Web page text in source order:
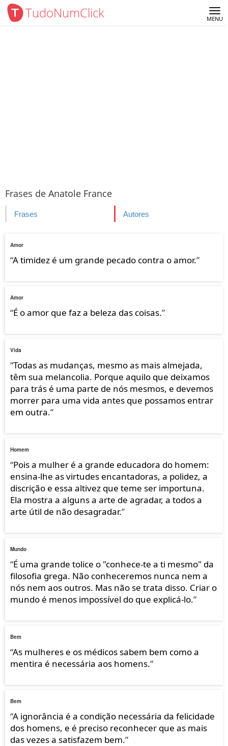
TudoNumClick MENU
Frases de Anatole France
Frases Autores
Amor
“A timidez é um grande pecado contra o amor.”
Amor
“É o amor que faz a beleza das coisas.”
Vida
“Todas as mudanças, mesmo as mais almejada,
têm sua melancolia. Porque aquilo que deixamos
para trás é uma parte de nós mesmos, e devemos
morrer para uma vida antes que possamos entrar
em outra.”
Homem
“Pois a mulher é a grande educadora do homem:
ensina-lhe as virtudes encantadoras, a polidez, a
discrição e essa altivez que teme ser importuna.
Ela mostra a alguns a arte de agradar, a todos a
arte útil de não desagradar.”
Mundo
“É uma grande tolice o "conhece-te a ti mesmo" da
filosofia grega. Não conheceremos nunca nem a
nós nem aos outros. Mas não se trata disso. Criar o
mundo é menos impossível do que explicá-lo.”
Bem
“As mulheres e os médicos sabem bem como a
mentira é necessária aos homens.”
Bem
“A ignorância é a condição necessária da felicidade
dos homens, e é preciso reconhecer que as mais
das vezes a satisfazem bem.”